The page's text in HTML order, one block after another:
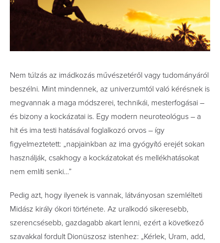
Nem túlzás az imádkozás művészetéről vagy tudományáról
beszélni. Mint mindennek, az univerzumtól való kérésnek is
megvannak a maga módszerei, technikái, mesterfogásai –
és bizony a kockázatai is. Egy modern neuroteológus – a
hit és ima testi hatásával foglalkozó orvos – így
figyelmeztetett: „napjainkban az ima gyógyító erejét sokan
használják, csakhogy a kockázatokat és mellékhatásokat
nem említi senki…”
Pedig azt, hogy ilyenek is vannak, látványosan szemlélteti
Midász király ókori története. Az uralkodó sikeresebb,
szerencsésebb, gazdagabb akart lenni, ezért a következő
szavakkal fordult Dionüszosz istenhez: „Kérlek, Uram, add,